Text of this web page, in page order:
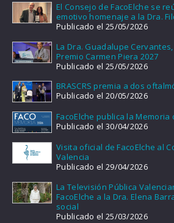
El Consejo de FacoElche se
emotivo homenaje a la Dra.
Publicado el 25/05/2026
La Dra. Guadalupe
Premio Carmen Piera 2027
Publicado el 25/05/2026
BRASCRS premia a dos
Publicado el 20/05/2026
FacoElche publica la Memoria
Publicado el 30/04/2026
Visita oficial de FacoElche al
Valencia
Publicado el 29/04/2026
La Televisión Pública
FacoElche a la Dra. Elena
social
Publicado el 25/03/2026